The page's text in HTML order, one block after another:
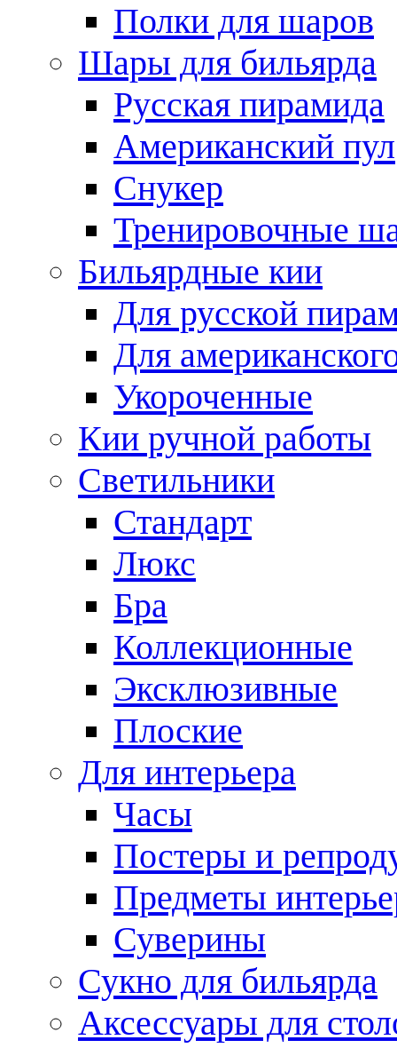
Полки для шаров
Шары для бильярда
Русская пирамида
Американский пул
Снукер
Тренировочные
Бильярдные кии
Для русской
Для
Укороченные
Кии ручной работы
Светильники
Стандарт
Люкс
Бра
Коллекционные
Эксклюзивные
Плоские
Для интерьера
Часы
Постеры и
Предметы
Суверины
Сукно для бильярда
Аксессуары для